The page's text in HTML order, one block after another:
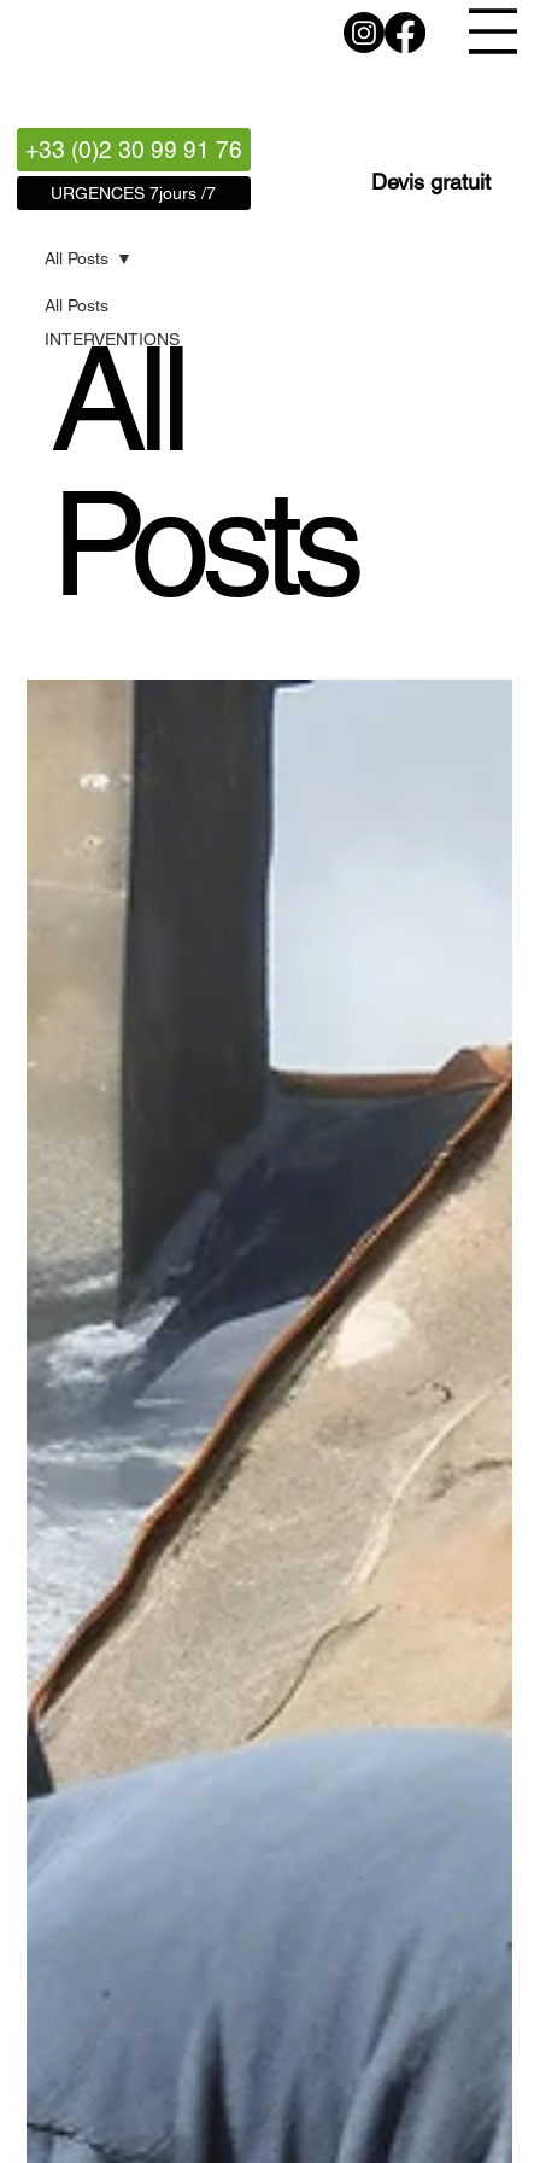
+33 (0)2 30 99 91 76
URGENCES 7jours /7 Devis gratuit
All Posts
INTERVENTIONS
All Posts
All
Posts